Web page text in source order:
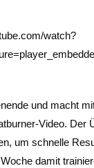
watch?
und macht
Video. Der
um schnelle
damit